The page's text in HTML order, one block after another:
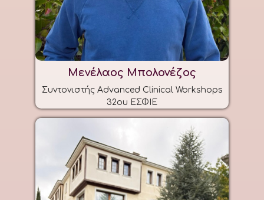
Μενέλαος Μπολονέζος
Συντονιστής Advanced Clinical Workshops
32ου ΕΣΦΙΕ